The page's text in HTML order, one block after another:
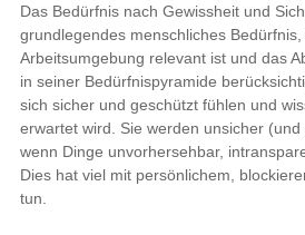
Das Bedürfnis nach Gewissheit und
grundlegendes menschliches
Arbeitsumgebung relevant ist und das
in seiner Bedürfnispyramide
sich sicher und geschützt fühlen und
erwartet wird. Sie werden unsicher (und
wenn Dinge unvorhersehbar,
Dies hat viel mit persönlichem,
tun.